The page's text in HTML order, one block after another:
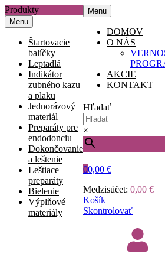
Produkty
Menu
Štartovacie
balíčky
Leptadlá
Indikátor
zubného kazu
a plaku
Jednorázový
materiál
Preparáty pre
endodonciu
Dokončovanie
a leštenie
Leštiace
preparáty
Bielenie
Výplňové
materiály
Menu
DOMOV
O NÁS
AKCIE
KONTAKT
Hľadať
×
00,00 €
Medzisúčet: 0,00 €
Košík
Skontrolovať